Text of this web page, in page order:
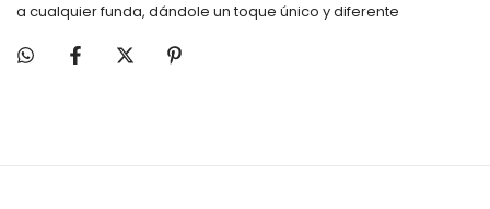
a cualquier funda, dándole un toque único y diferente